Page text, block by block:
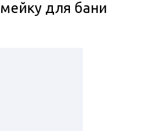
для бани